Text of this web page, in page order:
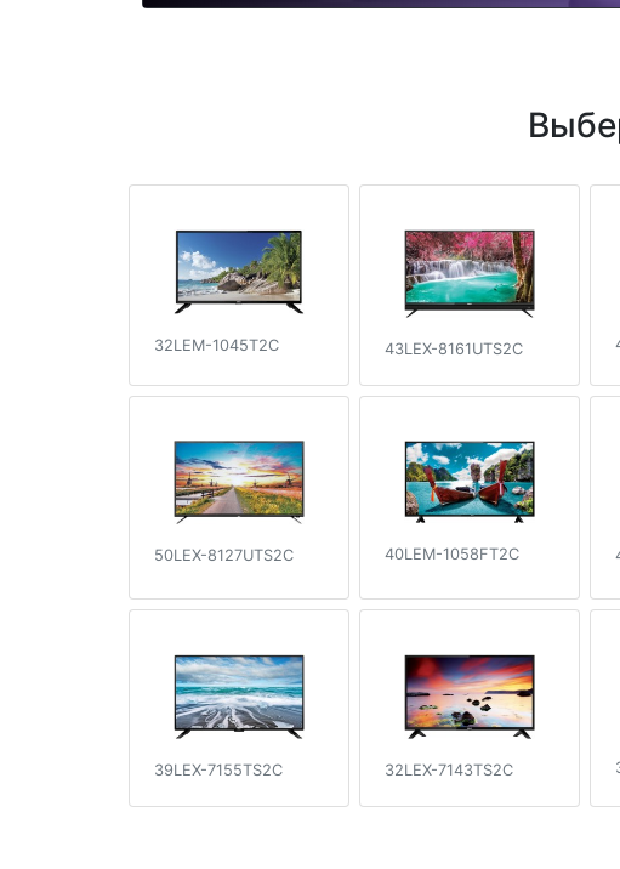
32LEM-1045T2C 43LEX-8161UTS2C
50LEX-8127UTS2C 40LEM-1058FT2C
39LEX-7155TS2C 32LEX-7143TS2C